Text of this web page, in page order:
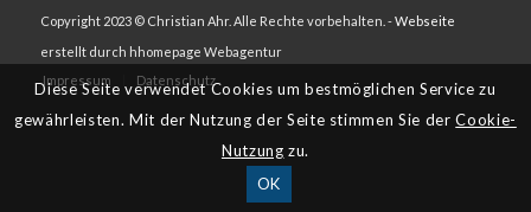
Copyright 2023 © Christian Ahr. Alle Rechte vorbehalten. -Webseite
erstellt durch hhomepage Webagentur
Impressum
Datenschutz
Diese Seite verwendet Cookies um bestmöglichen Service zu
gewährleisten. Mit der Nutzung der Seite stimmen Sie derCookie-
Nutzung zu.
OK